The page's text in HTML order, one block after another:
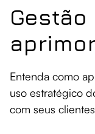
Entenda como
uso estratégico
com seus